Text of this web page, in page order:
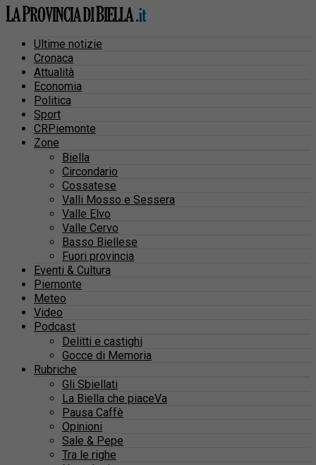
Ultime notizie
Cronaca
Attualità
Economia
Politica
Sport
CRPiemonte
Zone
Biella
Circondario
Cossatese
Valli Mosso e Sessera
Valle Elvo
Valle Cervo
Basso Biellese
Fuori provincia
Eventi & Cultura
Piemonte
Meteo
Video
Podcast
Delitti e castighi
Gocce di Memoria
Rubriche
Gli Sbiellati
La Biella che piaceVa
Pausa Caffè
Opinioni
Sale & Pepe
Tra le righe